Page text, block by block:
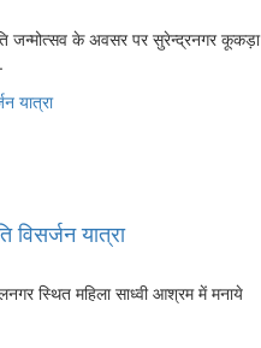
जन्मोत्सव के अवसर पर सुरेन्द्रनगर कूकड़ा
यात्रा
स्थित महिला साध्वी आश्रम में मनाये